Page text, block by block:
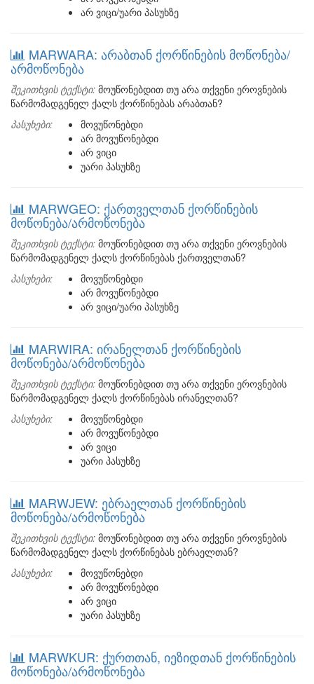
არ ვიცი/უარი პასუხზე
MARWARA: არაბთან ქორწინების მოწონება/
არმოწონება
შეკითხვის ტექსტი: მოუწონებდით თუ არა თქვენი ეროვნების
წარმომადგენელ ქალს ქორწინებას არაბთან?
პასუხები:
მოვუწონებდი
არ მოვუწონებდი
არ ვიცი
უარი პასუხზე
MARWGEO: ქართველთან ქორწინების
მოწონება/არმოწონება
შეკითხვის ტექსტი: მოუწონებდით თუ არა თქვენი ეროვნების
წარმომადგენელ ქალს ქორწინებას ქართველთან?
პასუხები:
მოვუწონებდი
არ მოვუწონებდი
არ ვიცი/უარი პასუხზე
MARWIRA: ირანელთან ქორწინების
მოწონება/არმოწონება
შეკითხვის ტექსტი: მოუწონებდით თუ არა თქვენი ეროვნების
წარმომადგენელ ქალს ქორწინებას ირანელთან?
პასუხები:
მოვუწონებდი
არ მოვუწონებდი
არ ვიცი
უარი პასუხზე
MARWJEW: ებრაელთან ქორწინების
მოწონება/არმოწონება
შეკითხვის ტექსტი: მოუწონებდით თუ არა თქვენი ეროვნების
წარმომადგენელ ქალს ქორწინებას ებრაელთან?
პასუხები:
მოვუწონებდი
არ მოვუწონებდი
არ ვიცი
უარი პასუხზე
MARWKUR: ქურთთან, იეზიდთან ქორწინების
მოწონება/არმოწონება